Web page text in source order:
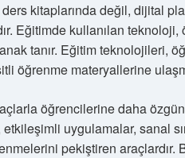
kitaplarında değil, dijital
Eğitimde kullanılan
tanır. Eğitim teknolojileri,
öğrenme materyallerine
öğrencilerine daha
uygulamalar, sanal
pekiştiren araçlardır.